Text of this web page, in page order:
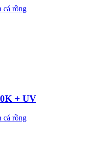
cá rồng
+ UV
cá rồng